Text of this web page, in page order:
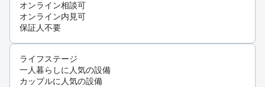
オンライン相談可
オンライン内見可
保証人不要
ライフステージ
一人暮らしに人気の設備
カップルに人気の設備